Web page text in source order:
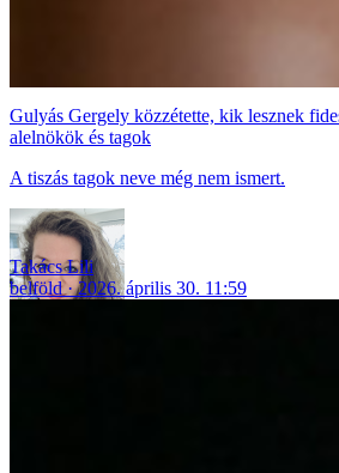
Gulyás Gergely közzétette, kik lesznek
alelnökök és tagok
A tiszás tagok neve még nem ismert.
Takács Lili
belföld
2026. április 30. 11:59